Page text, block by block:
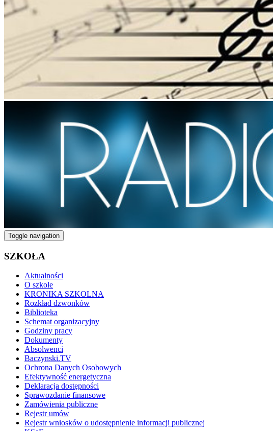
Toggle navigation
SZKOŁA
Aktualności
O szkole
KRONIKA SZKOLNA
Rozkład dzwonków
Biblioteka
Schemat organizacyjny
Godziny pracy
Dokumenty
Absolwenci
Baczynski.TV
Ochrona Danych Osobowych
Efektywność energetyczna
Deklaracja dostępności
Sprawozdanie finansowe
Zamówienia publiczne
Rejestr umów
Rejestr wniosków o udostępnienie informacji publicznej